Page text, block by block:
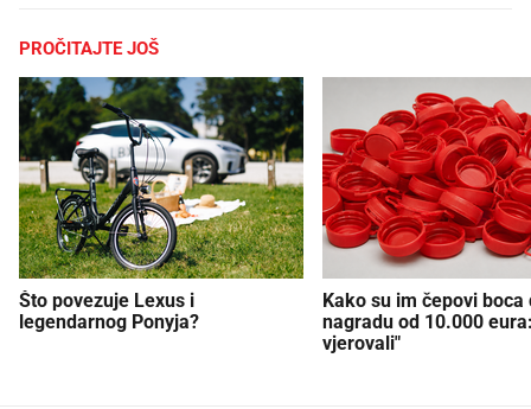
PROČITAJTE JOŠ
Što povezuje Lexus i
legendarnog Ponyja?
Kako su im čepovi boca
nagradu od 10.000
vjerovali"